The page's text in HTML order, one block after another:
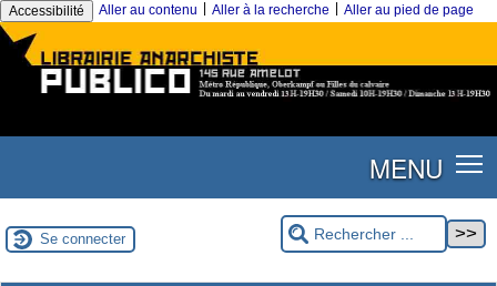
Accessibilité Aller au contenu Aller à la recherche Aller au pied de page
MENU
Se connecter